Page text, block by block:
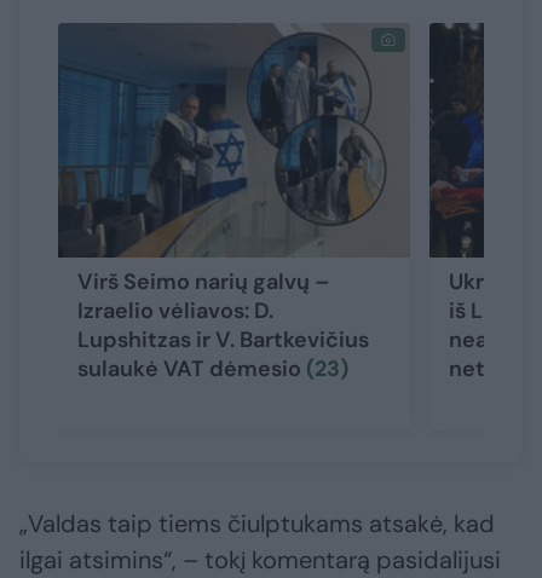
Virš Seimo narių galvų –
Izraelio vėliavos: D.
Lupshitzas ir V. Bartkevičius
sulaukė VAT dėmesio (23)
iš
neteko
„Valdas taip tiems čiulptukams atsakė, kad
ilgai atsimins“, – tokį komentarą pasidalijusi